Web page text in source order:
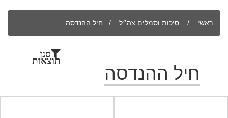
ראשי / סיכות וסמלים צה״ל / חיל ההנדסה
סנן
תוצאות
חיל ההנדסה